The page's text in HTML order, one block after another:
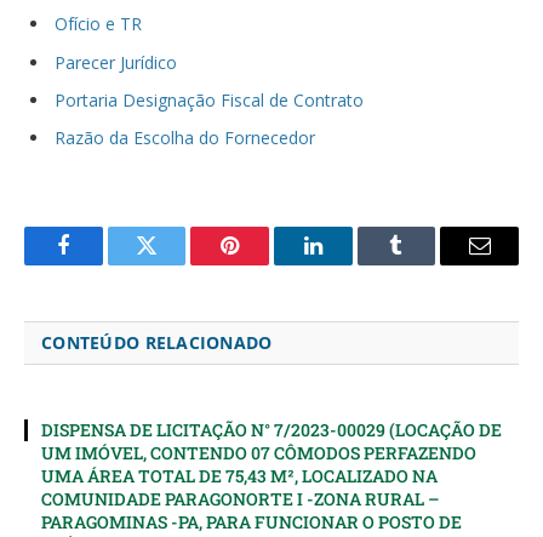
Ofício e TR
Parecer Jurídico
Portaria Designação Fiscal de Contrato
Razão da Escolha do Fornecedor
FacebookTwitter Pinterest LinkedInTumblr Email
CONTEÚDO RELACIONADO
DISPENSA DE LICITAÇÃO N° 7/2023-00029 (LOCAÇÃO DE
UM IMÓVEL, CONTENDO 07 CÔMODOS PERFAZENDO
UMA ÁREA TOTAL DE 75,43 M², LOCALIZADO NA
COMUNIDADE PARAGONORTE I -ZONA RURAL –
PARAGOMINAS -PA, PARA FUNCIONAR O POSTO DE